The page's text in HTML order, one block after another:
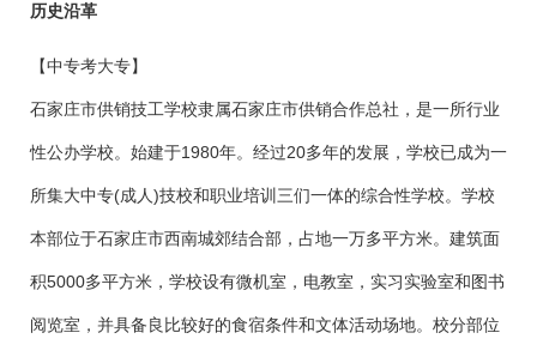
历史沿革
【中专考大专】
石家庄市供销技工学校隶属石家庄市供销合作总社，是一所行业
性公办学校。始建于1980年。经过20多年的发展，学校已成为一
所集大中专(成人)技校和职业培训三们一体的综合性学校。学校
本部位于石家庄市西南城郊结合部，占地一万多平方米。建筑面
积5000多平方米，学校设有微机室，电教室，实习实验室和图书
阅览室，并具备良比较好的食宿条件和文体活动场地。校分部位